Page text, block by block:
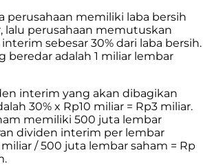
perusahaan memiliki laba bersih
lalu perusahaan memutuskan
sebesar 30% dari laba bersih.
beredar adalah 1 miliar lembar
interim yang akan dibagikan
30% x Rp10 miliar = Rp3 miliar.
memiliki 500 juta lembar
dividen interim per lembar
/ 500 juta lembar saham = Rp